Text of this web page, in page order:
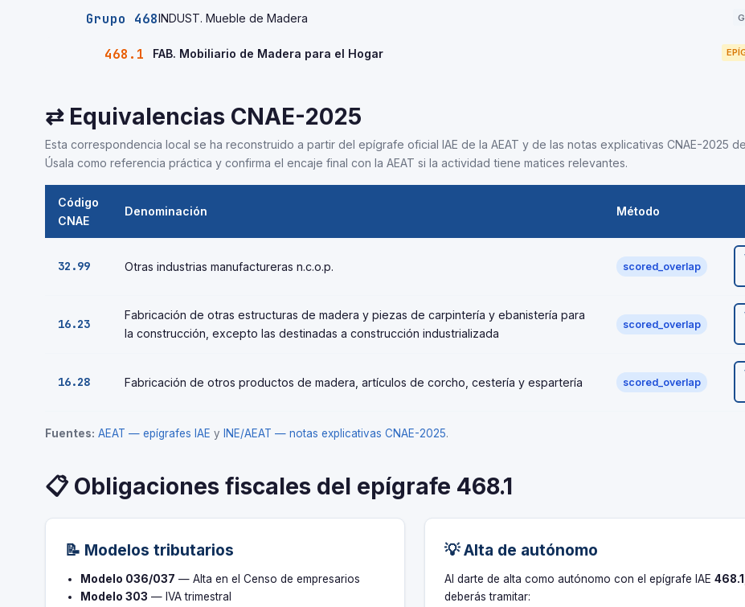
Grupo 468INDUST. Mueble de Madera
468.1 FAB. Mobiliario de Madera para el Hogar
⇄ Equivalencias CNAE-2025
Esta correspondencia local se ha reconstruido a partir del epígrafe oficial IAE de la AEAT y de las notas explicativas CNAE-2025
Úsala como referencia práctica y confirma el encaje final con la AEAT si la actividad tiene matices relevantes.
Código
CNAE
Denominación Método
32.99 Otras industrias manufactureras n.c.o.p. scored_overlap
16.23
Fabricación de otras estructuras de madera y piezas de carpintería y ebanistería para
la construcción, excepto las destinadas a construcción industrializada
scored_overlap
16.28 Fabricación de otros productos de madera, artículos de corcho, cestería y espartería scored_overlap
Fuentes: AEAT — epígrafes IAE y INE/AEAT — notas explicativas CNAE-2025.
📋 Obligaciones fiscales del epígrafe 468.1
📝 Modelos tributarios
Modelo 036/037 — Alta en el Censo de empresarios
Modelo 303 — IVA trimestral
💡 Alta de autónomo
Al darte de alta como autónomo con el epígrafe IAE 468.1
deberás tramitar: